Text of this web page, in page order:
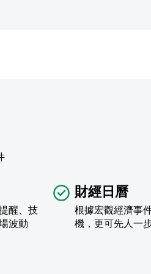
醒、技
波動
財經日曆
根據宏觀經濟事
機，更可先人一